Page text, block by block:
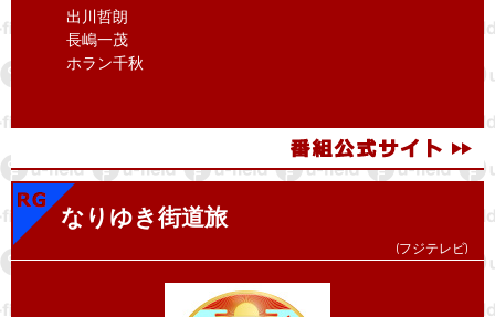
出川哲朗
長嶋一茂
ホラン千秋
なりゆき街道旅
(フジテレビ)